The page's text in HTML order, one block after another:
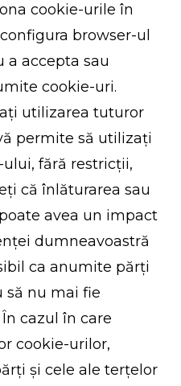
cookie-urile în
browser-ul
a accepta sau
cookie-uri.
utilizarea tuturor
permite să utilizați
fără restricții,
că înlăturarea sau
avea un impact
dumneavoastră
ca anumite părți
să nu mai fie
cazul în care
cookie-urilor,
și cele ale terțelor